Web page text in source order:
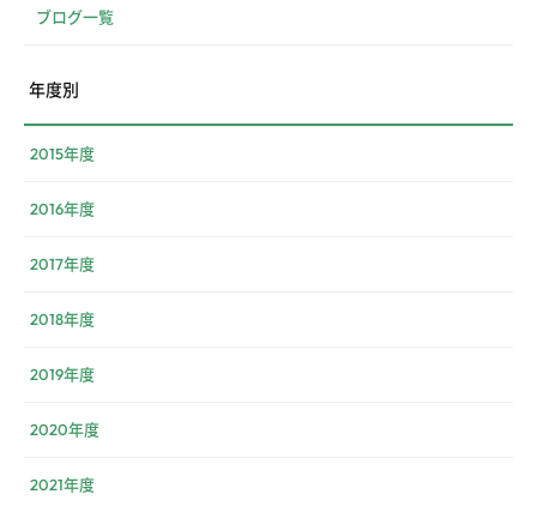
ブログ一覧
年度別
2015年度
2016年度
2017年度
2018年度
2019年度
2020年度
2021年度